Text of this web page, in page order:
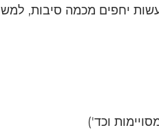
יחפים מכמה סיבות,
וכד')